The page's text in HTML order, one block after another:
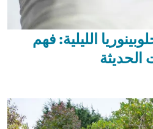
الليلية: فهم
الحديثة